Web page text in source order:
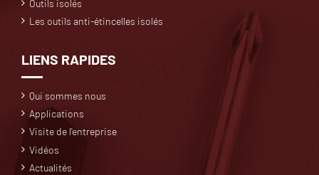
Outils isolés
Les outils anti-étincelles isolés
LIENS RAPIDES
Qui sommes nous
Applications
Visite de l'entreprise
Vidéos
Actualités